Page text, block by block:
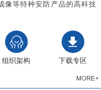
像等特种安防产品的高科技
组织架构 下载专区